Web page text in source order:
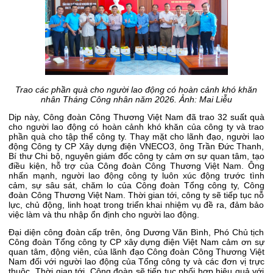
Trao các phần quà cho người lao động có hoàn cảnh khó khăn
nhân Tháng Công nhân năm 2026. Ảnh: Mai Liễu
Dịp này, Công đoàn Công Thương Việt Nam đã trao 32 suất quà
cho người lao động có hoàn cảnh khó khăn của công ty và trao
phần quà cho tập thể công ty. Thay mặt cho lãnh đạo, người lao
động Công ty CP Xây dựng điện VNECO3, ông Trần Đức Thanh,
Bí thư Chi bộ, nguyên giám đốc công ty cảm ơn sự quan tâm, tạo
điều kiện, hỗ trợ của Công đoàn Công Thương Việt Nam. Ông
nhấn mạnh, người lao động công ty luôn xúc động trước tình
cảm, sự sâu sát, chăm lo của Công đoàn Tổng công ty, Công
đoàn Công Thương Việt Nam. Thời gian tới, công ty sẽ tiếp tục nỗ
lực, chủ động, linh hoạt trong triển khai nhiệm vụ đề ra, đảm bảo
việc làm và thu nhập ổn định cho người lao động.
Đại diện công đoàn cấp trên, ông Dương Văn Bình, Phó Chủ tịch
Công đoàn Tổng công ty CP xây dựng điện Việt Nam cảm ơn sự
quan tâm, động viên, của lãnh đạo Công đoàn Công Thương Việt
Nam đối với người lao động của Tổng công ty và các đơn vị trực
thuộc. Thời gian tới, Công đoàn sẽ tiếp tục phối hợp hiệu quả với